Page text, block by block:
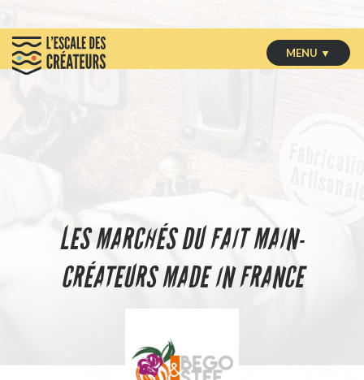
MENU ▼
LES MARCHÉS DU FAIT MAIN-
CRÉATEURS MADE IN FRANCE